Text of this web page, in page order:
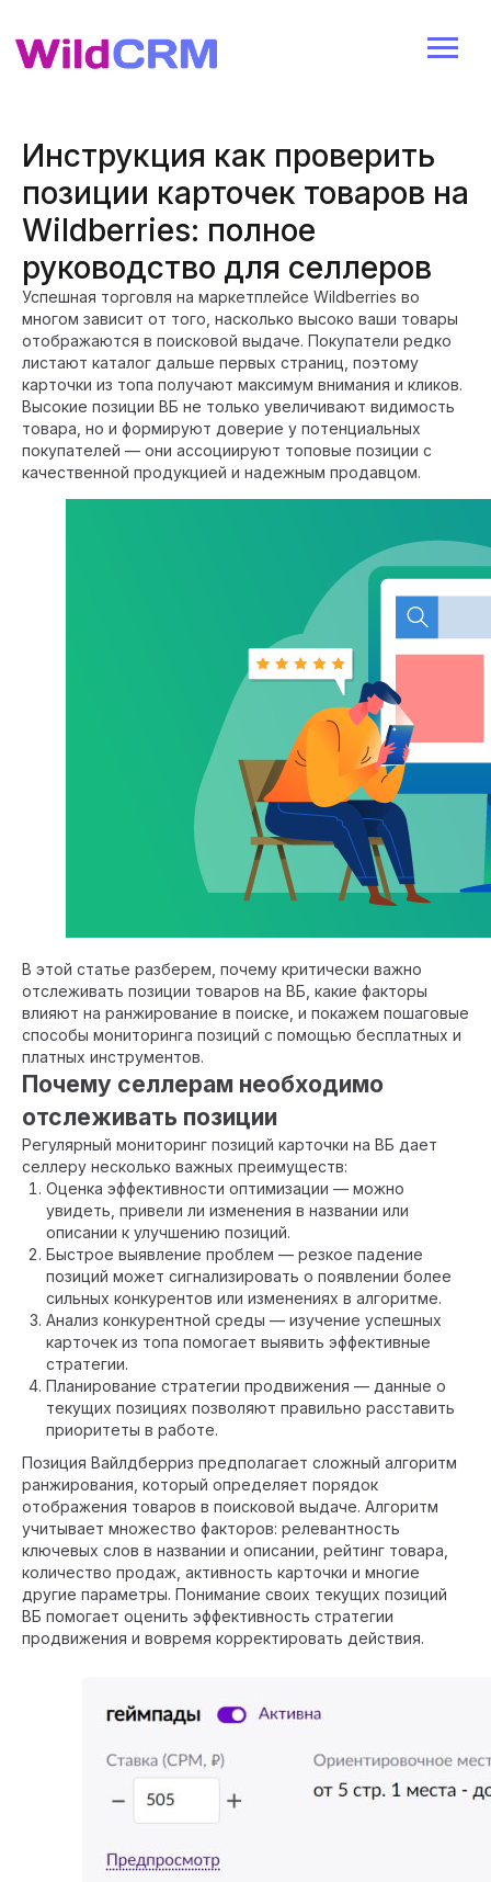
Инструкция как проверить
позиции карточек товаров на
Wildberries: полное
руководство для селлеров
Успешная торговля на маркетплейсе Wildberries во
многом зависит от того, насколько высоко ваши товары
отображаются в поисковой выдаче. Покупатели редко
листают каталог дальше первых страниц, поэтому
карточки из топа получают максимум внимания и кликов.
Высокие позиции ВБ не только увеличивают видимость
товара, но и формируют доверие у потенциальных
покупателей — они ассоциируют топовые позиции с
качественной продукцией и надежным продавцом.
В этой статье разберем, почему критически важно
отслеживать позиции товаров на ВБ, какие факторы
влияют на ранжирование в поиске, и покажем пошаговые
способы мониторинга позиций с помощью бесплатных и
платных инструментов.
Почему селлерам необходимо
отслеживать позиции
Регулярный мониторинг позиций карточки на ВБ дает
селлеру несколько важных преимуществ:
Оценка эффективности оптимизации — можно
увидеть, привели ли изменения в названии или
описании к улучшению позиций.
Быстрое выявление проблем — резкое падение
позиций может сигнализировать о появлении более
сильных конкурентов или изменениях в алгоритме.
Анализ конкурентной среды — изучение успешных
карточек из топа помогает выявить эффективные
стратегии.
Планирование стратегии продвижения — данные о
текущих позициях позволяют правильно расставить
приоритеты в работе.
Позиция Вайлдберриз предполагает сложный алгоритм
ранжирования, который определяет порядок
отображения товаров в поисковой выдаче. Алгоритм
учитывает множество факторов: релевантность
ключевых слов в названии и описании, рейтинг товара,
количество продаж, активность карточки и многие
другие параметры. Понимание своих текущих позиций
ВБ помогает оценить эффективность стратегии
продвижения и вовремя корректировать действия.